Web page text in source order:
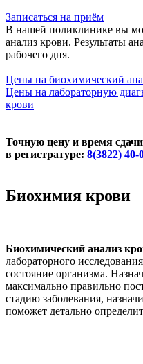
Записаться на приём
В нашей поликлинике вы
анализ крови. Результаты
рабочего дня.
Цены на биохимический
Цены на лабораторную
крови
Точную цену и время
в регистратуре: 8(3822) 40-
Биохимия крови
Биохимический анализ
лабораторного
состояние организма.
максимально правильно
стадию заболевания,
поможет детально